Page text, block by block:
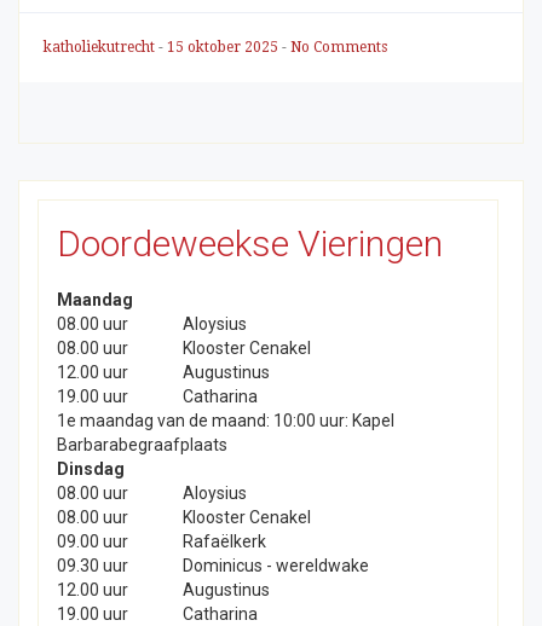
katholiekutrecht - 15 oktober 2025 - No Comments
Doordeweekse Vieringen
Maandag
08.00 uur
Aloysius
08.00 uur
Klooster Cenakel
12.00 uur
Augustinus
19.00 uur
Catharina
1e maandag van de maand: 10:00 uur: Kapel
Barbarabegraafplaats
Dinsdag
08.00 uur
Aloysius
08.00 uur
Klooster Cenakel
09.00 uur
Rafaëlkerk
09.30 uur
Dominicus - wereldwake
12.00 uur
Augustinus
19.00 uur
Catharina